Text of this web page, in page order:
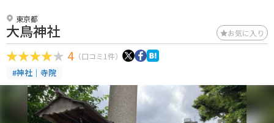
東京都
大鳥神社 お気に入り
4 （口コミ1件）
#神社｜寺院